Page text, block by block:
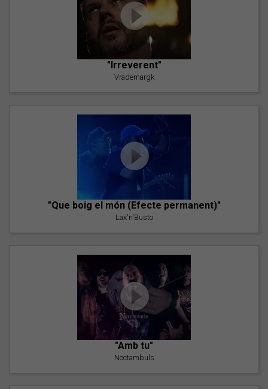
"Irreverent"
Vrademargk
"Que boig el món (Efecte permanent)"
Lax'n'Busto
"Amb tu"
Nöctambuls